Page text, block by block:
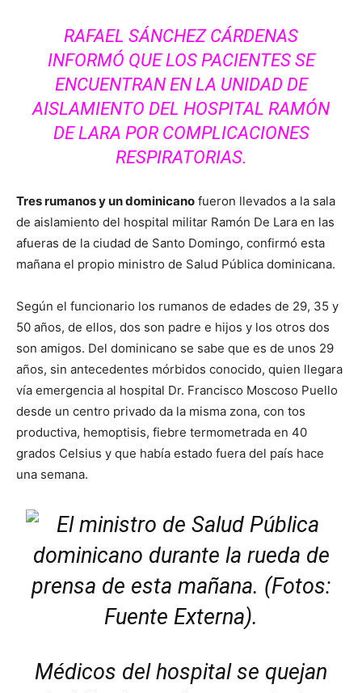
RAFAEL SÁNCHEZ CÁRDENAS
INFORMÓ QUE LOS PACIENTES SE
ENCUENTRAN EN LA UNIDAD DE
AISLAMIENTO DEL HOSPITAL RAMÓN
DE LARA POR COMPLICACIONES
RESPIRATORIAS.
Tres rumanos y un dominicano fueron llevados a la sala
de aislamiento del hospital militar Ramón De Lara en las
afueras de la ciudad de Santo Domingo, confirmó esta
mañana el propio ministro de Salud Pública dominicana.
Según el funcionario los rumanos de edades de 29, 35 y
50 años, de ellos, dos son padre e hijos y los otros dos
son amigos. Del dominicano se sabe que es de unos 29
años, sin antecedentes mórbidos conocido, quien llegara
vía emergencia al hospital Dr. Francisco Moscoso Puello
desde un centro privado da la misma zona, con tos
productiva, hemoptisis, fiebre termometrada en 40
grados Celsius y que había estado fuera del país hace
una semana.
Médicos del hospital se quejan